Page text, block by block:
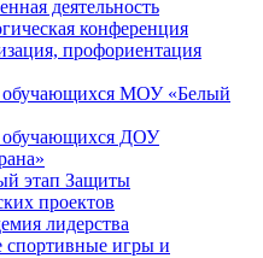
деятельность
конференция
профориентация
обучающихся МОУ «Белый
обучающихся ДОУ
этап Защиты
проектов
лидерства
спортивные игры и